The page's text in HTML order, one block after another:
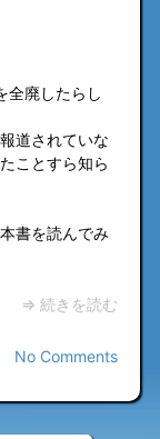
全廃したらし
道されていな
ことすら知ら
書を読んでみ
⇒ 続きを読む
No Comments